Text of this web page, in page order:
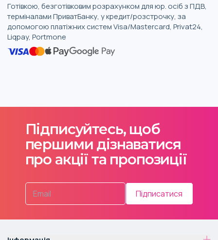
Готівкою, безготівковим розрахунком для юр. осіб з ПДВ,
терміналами ПриватБанку, у кредит/розстрочку, за
допомогою платіжних систем Visa/Mastercard, Privat24,
Liqpay, Portmone
Підписуйтесь, щоб
першими дізнаватися
про акції та пропозиції
Підписатися